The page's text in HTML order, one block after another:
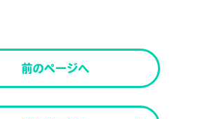
前のページへ